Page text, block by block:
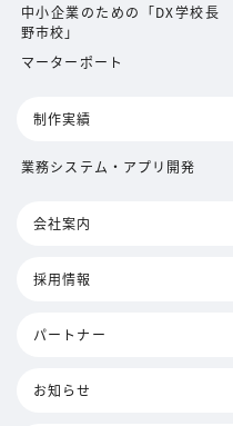
中小企業のための「DX学校長
野市校」
マーターポート
制作実績
業務システム・アプリ開発
会社案内
採用情報
パートナー
お知らせ